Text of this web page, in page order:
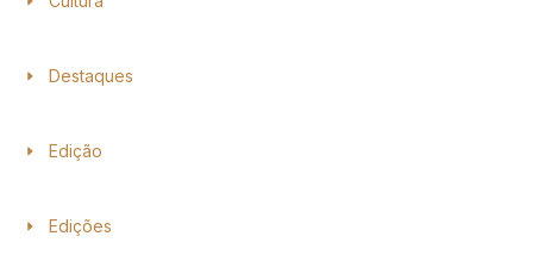
Destaques
Edição
Edições